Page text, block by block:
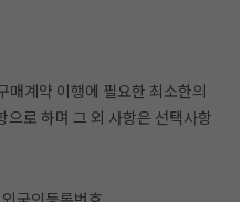
계약 이행에 필요한 최소한의
으로 하며 그 외 사항은 선택사항